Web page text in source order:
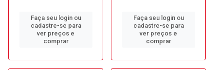
Faça seu login ou
cadastre-se para
ver preços e
comprar
Faça seu login ou
cadastre-se para
ver preços e
comprar